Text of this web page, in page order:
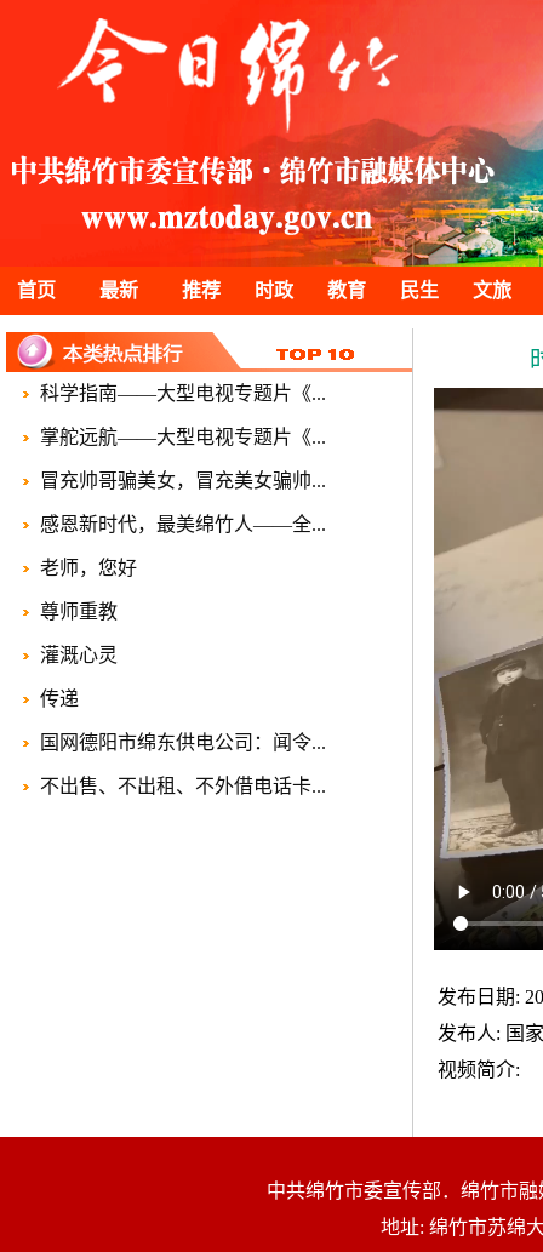
首页 最新 推荐 时政 教育 民生 文旅
科学指南——大型电视专题片《...
掌舵远航——大型电视专题片《...
冒充帅哥骗美女，冒充美女骗帅...
感恩新时代，最美绵竹人——全...
老师，您好
尊师重教
灌溉心灵
传递
国网德阳市绵东供电公司：闻令...
不出售、不出租、不外借电话卡...
发布日期:
发布人: 国
视频简介:
中共绵竹市委宣传部．绵竹市
地址: 绵竹市苏